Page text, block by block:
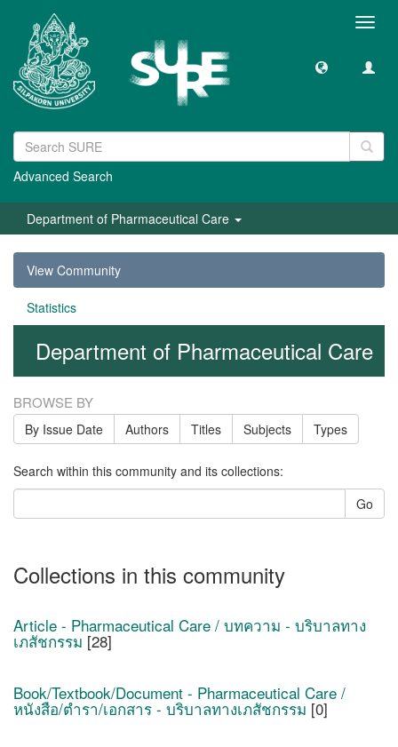
Advanced Search
Department of Pharmaceutical Care
View Community
Statistics
Department of Pharmaceutical Care
BROWSE BY
By Issue Date Authors Titles Subjects Types
Search within this community and its collections:
Go
Collections in this community
Article - Pharmaceutical Care / บทความ - บริบาลทาง
เภสัชกรรม [28]
Book/Textbook/Document - Pharmaceutical Care /
หนังสือ/ตำรา/เอกสาร - บริบาลทางเภสัชกรรม [0]